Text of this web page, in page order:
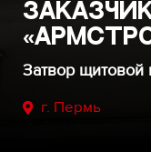
Затвор щитовой
г. Пермь